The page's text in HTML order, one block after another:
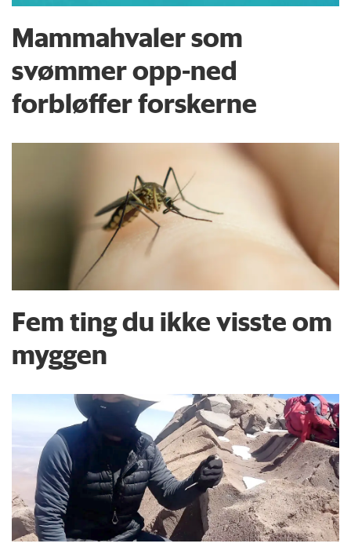
Mammahvaler som
svømmer opp-ned
forbløffer forskerne
Fem ting du ikke visste om
myggen